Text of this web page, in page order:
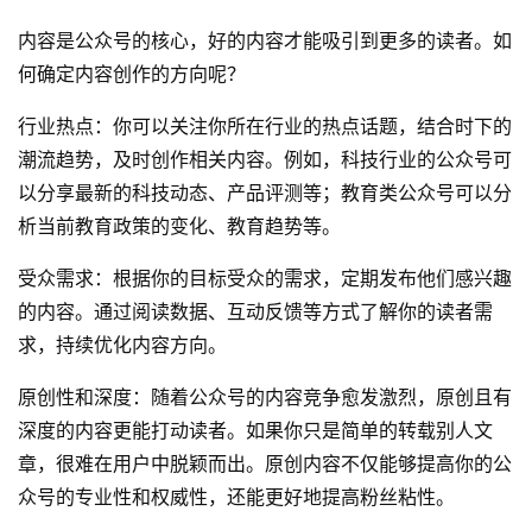
内容是公众号的核心，好的内容才能吸引到更多的读者。如
何确定内容创作的方向呢？
行业热点：你可以关注你所在行业的热点话题，结合时下的
潮流趋势，及时创作相关内容。例如，科技行业的公众号可
以分享最新的科技动态、产品评测等；教育类公众号可以分
析当前教育政策的变化、教育趋势等。
受众需求：根据你的目标受众的需求，定期发布他们感兴趣
的内容。通过阅读数据、互动反馈等方式了解你的读者需
求，持续优化内容方向。
原创性和深度：随着公众号的内容竞争愈发激烈，原创且有
深度的内容更能打动读者。如果你只是简单的转载别人文
章，很难在用户中脱颖而出。原创内容不仅能够提高你的公
众号的专业性和权威性，还能更好地提高粉丝粘性。